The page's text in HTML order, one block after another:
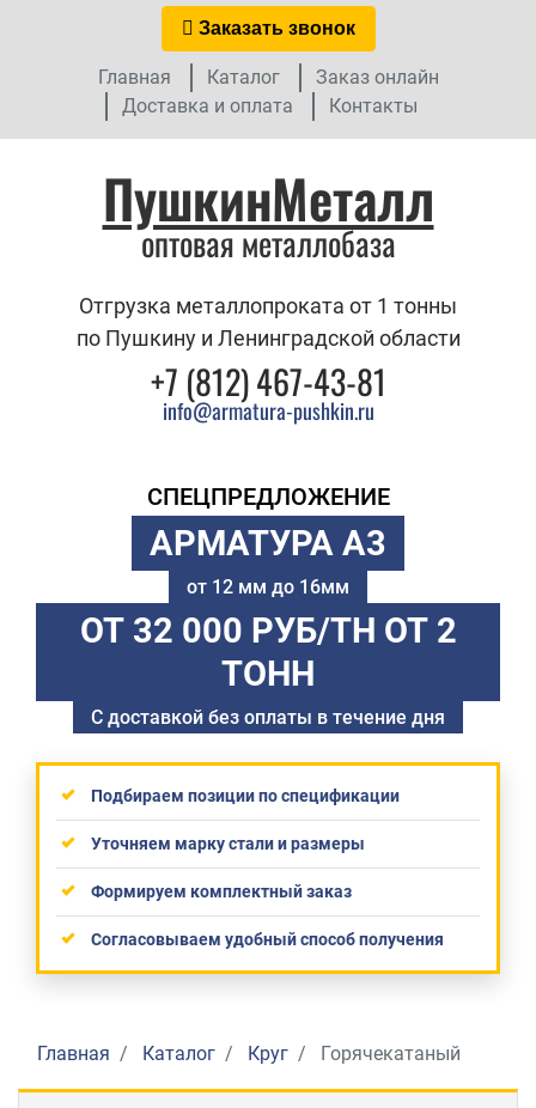
Заказать звонок
Главная Каталог
Заказ онлайн
Доставка и оплата
Контакты
ПушкинМеталл
оптовая металлобаза
Отгрузка металлопроката от 1 тонны
по Пушкину и Ленинградской области
+7 (812) 467-43-81
info@armatura-pushkin.ru
СПЕЦПРЕДЛОЖЕНИЕ
АРМАТУРА А3
от 12 мм до 16мм
ОТ 32 000 РУБ/ТН ОТ 2
ТОНН
С доставкой без оплаты в течение дня
Подбираем позиции по спецификации
Уточняем марку стали и размеры
Формируем комплектный заказ
Согласовываем удобный способ получения
Главная Каталог Круг Горячекатаный